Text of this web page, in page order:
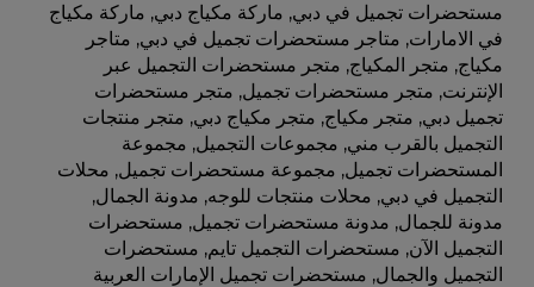
مستحضرات تجميل في دبي, ماركة مكياج دبي, ماركة مكياج
في الامارات, متاجر مستحضرات تجميل في دبي, متاجر
مكياج, متجر المكياج, متجر مستحضرات التجميل عبر
الإنترنت, متجر مستحضرات تجميل, متجر مستحضرات
تجميل دبي, متجر مكياج, متجر مكياج دبي, متجر منتجات
التجميل بالقرب مني, مجموعات التجميل, مجموعة
المستحضرات تجميل, مجموعة مستحضرات تجميل, محلات
التجميل في دبي, محلات منتجات للوجه, مدونة الجمال,
مدونة للجمال, مدونة مستحضرات تجميل, مستحضرات
التجميل الآن, مستحضرات التجميل تايم, مستحضرات
التجميل والجمال, مستحضرات تجميل الإمارات العربية